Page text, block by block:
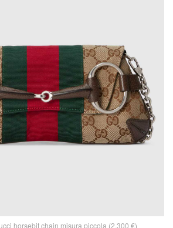
horsebit chain misura piccola (2.300 €)